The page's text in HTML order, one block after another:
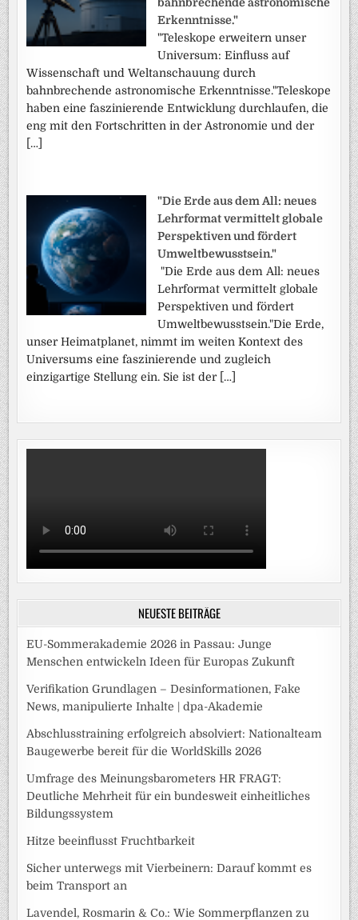
bahnbrechende astronomische
Erkenntnisse."
"Teleskope erweitern unser
Universum: Einfluss auf
Wissenschaft und Weltanschauung durch
bahnbrechende astronomische Erkenntnisse."Teleskope
haben eine faszinierende Entwicklung durchlaufen, die
eng mit den Fortschritten in der Astronomie und der
[…]
"Die Erde aus dem All: neues
Lehrformat vermittelt globale
Perspektiven und fördert
Umweltbewusstsein."
"Die Erde aus dem All: neues
Lehrformat vermittelt globale
Perspektiven und fördert
Umweltbewusstsein."Die Erde,
unser Heimatplanet, nimmt im weiten Kontext des
Universums eine faszinierende und zugleich
einzigartige Stellung ein. Sie ist der […]
NEUESTE BEITRÄGE
EU-Sommerakademie 2026 in Passau: Junge
Menschen entwickeln Ideen für Europas Zukunft
Verifikation Grundlagen – Desinformationen, Fake
News, manipulierte Inhalte | dpa-Akademie
Abschlusstraining erfolgreich absolviert: Nationalteam
Baugewerbe bereit für die WorldSkills 2026
Umfrage des Meinungsbarometers HR FRAGT:
Deutliche Mehrheit für ein bundesweit einheitliches
Bildungssystem
Hitze beeinflusst Fruchtbarkeit
Sicher unterwegs mit Vierbeinern: Darauf kommt es
beim Transport an
Lavendel, Rosmarin & Co.: Wie Sommerpflanzen zu